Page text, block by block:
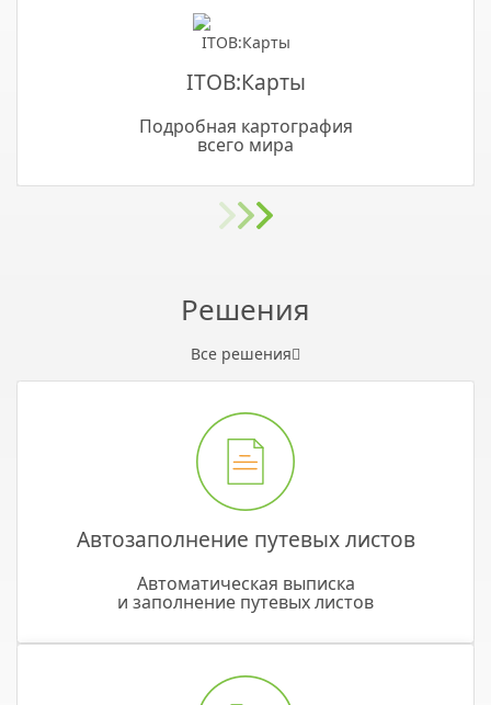
ITOB:Карты
Подробная картография
всего мира
Решения
Все решения
Автозаполнение путевых листов
Автоматическая выписка
и заполнение путевых листов